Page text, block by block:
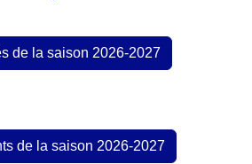
de la saison 2026-2027
de la saison 2026-2027